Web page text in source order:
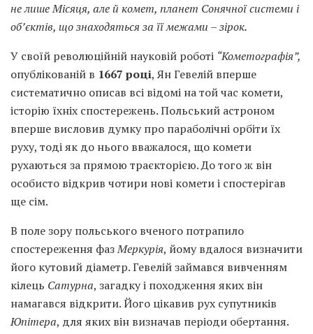
нелише Місяця, алей комет, планет Сонячної системи і
об’єктів, що знаходяться за її межами – зірок.
У своїй революційній науковій роботі “Кометографія”,
опублікованій в 1667 році, Ян Гевелій вперше
систематично описав всі відомі на той час комети,
історію їхніх спостережень. Польський астроном
вперше висловив думку про параболічні орбіти їх
руху, тоді як до нього вважалося, що комети
рухаються за прямою траєкторією. До того ж він
особисто відкрив чотири нові комети і спостерігав
ще сім.
В поле зору польського вченого потрапило
спостереження фазМеркурія, йому вдалося визначити
його кутовий діаметр. Гевелій займався вивченням
кілець Сатурна, загадку і походження яких він
намагався відкрити. Його цікавив рух супутників
Юпітера, для яких він визначав періоди обертання.